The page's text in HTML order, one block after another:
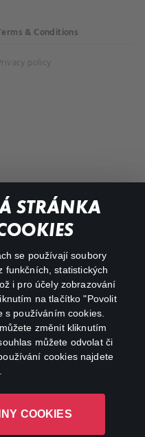
STRÁNKA
se používají soubory
funkčních, statistických
i pro účely zobrazování
na tlačítko "Povolit
s používáním cookies.
změnit kliknutím
můžete odvolat či
cookies najdete
COOKIES
& Conditions
policy